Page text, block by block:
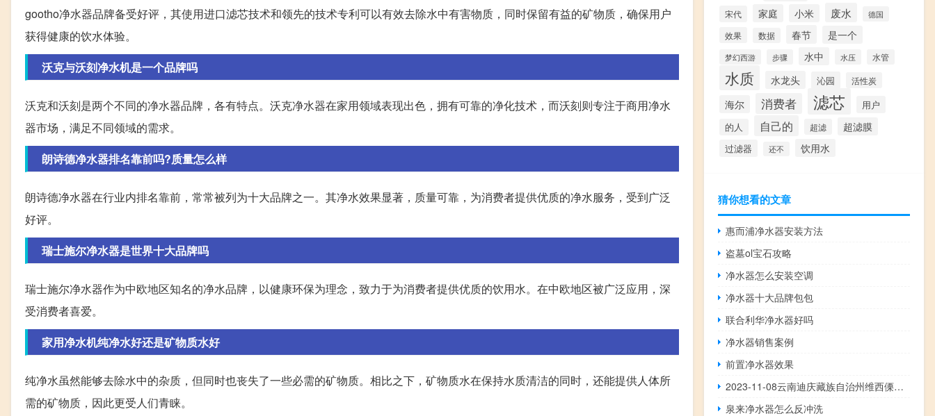
gootho净水器品牌备受好评，其使用进口滤芯技术和领先的技术专利可以有效去除水中有害物质，同时保留有益的矿物质，确保用户
获得健康的饮水体验。
沃克与沃刻净水机是一个品牌吗
沃克和沃刻是两个不同的净水器品牌，各有特点。沃克净水器在家用领域表现出色，拥有可靠的净化技术，而沃刻则专注于商用净水
器市场，满足不同领域的需求。
朗诗德净水器排名靠前吗?质量怎么样
朗诗德净水器在行业内排名靠前，常常被列为十大品牌之一。其净水效果显著，质量可靠，为消费者提供优质的净水服务，受到广泛
好评。
瑞士施尔净水器是世界十大品牌吗
瑞士施尔净水器作为中欧地区知名的净水品牌，以健康环保为理念，致力于为消费者提供优质的饮用水。在中欧地区被广泛应用，深
受消费者喜爱。
家用净水机纯净水好还是矿物质水好
纯净水虽然能够去除水中的杂质，但同时也丧失了一些必需的矿物质。相比之下，矿物质水在保持水质清洁的同时，还能提供人体所
需的矿物质，因此更受人们青睐。
宋代 家庭 小米 废水 德国
效果 数据 春节 是一个
梦幻西游 步骤 水中 水压 水管
水质 水龙头 沁园 活性炭
海尔 消费者 滤芯 用户
的人 自己的 超滤 超滤膜
过滤器 还不 饮用水
猜你想看的文章
惠而浦净水器安装方法
盗墓ol宝石攻略
净水器怎么安装空调
净水器十大品牌包包
联合利华净水器好吗
净水器销售案例
前置净水器效果
2023-11-08云南迪庆藏族自治州维西傈僳族自治县(竹菌)的报价是多少
泉来净水器怎么反冲洗